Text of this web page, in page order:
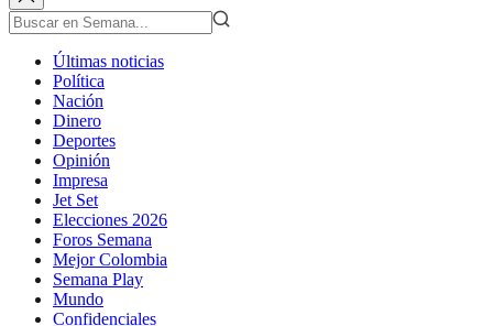
Últimas noticias
Política
Nación
Dinero
Deportes
Opinión
Impresa
Jet Set
Elecciones 2026
Foros Semana
Mejor Colombia
Semana Play
Mundo
Confidenciales